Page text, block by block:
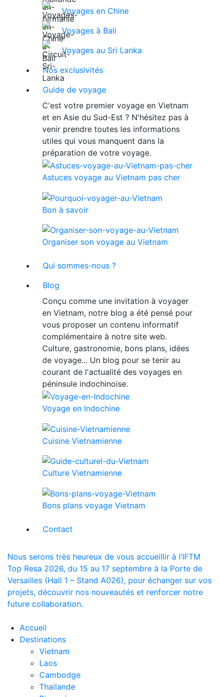
Voyages en Chine
Voyages à Bali
Voyages au Sri Lanka
Nos exclusivités
Guide de voyage
C'est votre premier voyage en Vietnam
et en Asie du Sud-Est ? N'hésitez pas à
venir prendre toutes les informations
utiles qui vous manquent dans la
préparation de votre voyage.
Astuces voyage au Vietnam pas cher
Bon à savoir
Organiser son voyage au Vietnam
Qui sommes-nous ?
Blog
Conçu comme une invitation à voyager
en Vietnam, notre blog a été pensé pour
vous proposer un contenu informatif
complémentaire à notre site web.
Culture, gastronomie, bons plans, idées
de voyage... Un blog pour se tenir au
courant de l'actualité des voyages en
péninsule indochinoise.
Voyage en Indochine
Cuisine Vietnamienne
Culture Vietnamienne
Bons plans voyage Vietnam
Contact
Nous serons très heureux de vous accueillir à l’IFTM
Top Resa 2026, du 15 au 17 septembre à la Porte de
Versailles (Hall 1 – Stand A026), pour échanger sur vos
projets, découvrir nos nouveautés et renforcer notre
future collaboration.
Accueil
Destinations
Vietnam
Laos
Cambodge
Thailande